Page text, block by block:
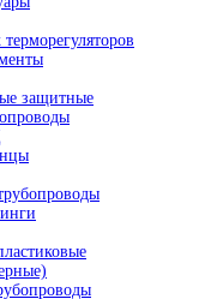
защитные